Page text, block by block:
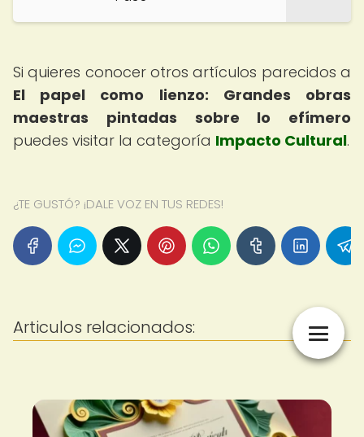
Si quieres conocer otros artículos parecidos a
El papel como lienzo: Grandes obras
maestras pintadas sobre lo efímero
puedes visitar la categoría Impacto Cultural.
¿TE GUSTÓ? ¡DALE VOZ EN TUS REDES!
Articulos relacionados: